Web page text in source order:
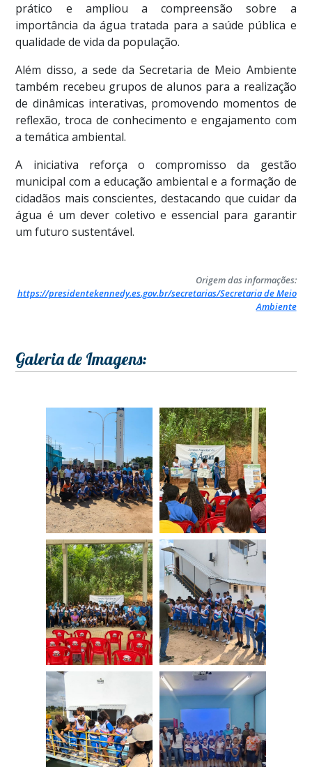
prático e ampliou a compreensão sobre a
importância da água tratada para a saúde pública e
qualidade de vida da população.
Além disso, a sede da Secretaria de Meio Ambiente
também recebeu grupos de alunos para a realização
de dinâmicas interativas, promovendo momentos de
reflexão, troca de conhecimento e engajamento com
a temática ambiental.
A iniciativa reforça o compromisso da gestão
municipal com a educação ambiental e a formação de
cidadãos mais conscientes, destacando que cuidar da
água é um dever coletivo e essencial para garantir
um futuro sustentável.
Origem das informações:
https://presidentekennedy.es.gov.br/secretarias/Secretaria de Meio
Ambiente
Galeria de Imagens: